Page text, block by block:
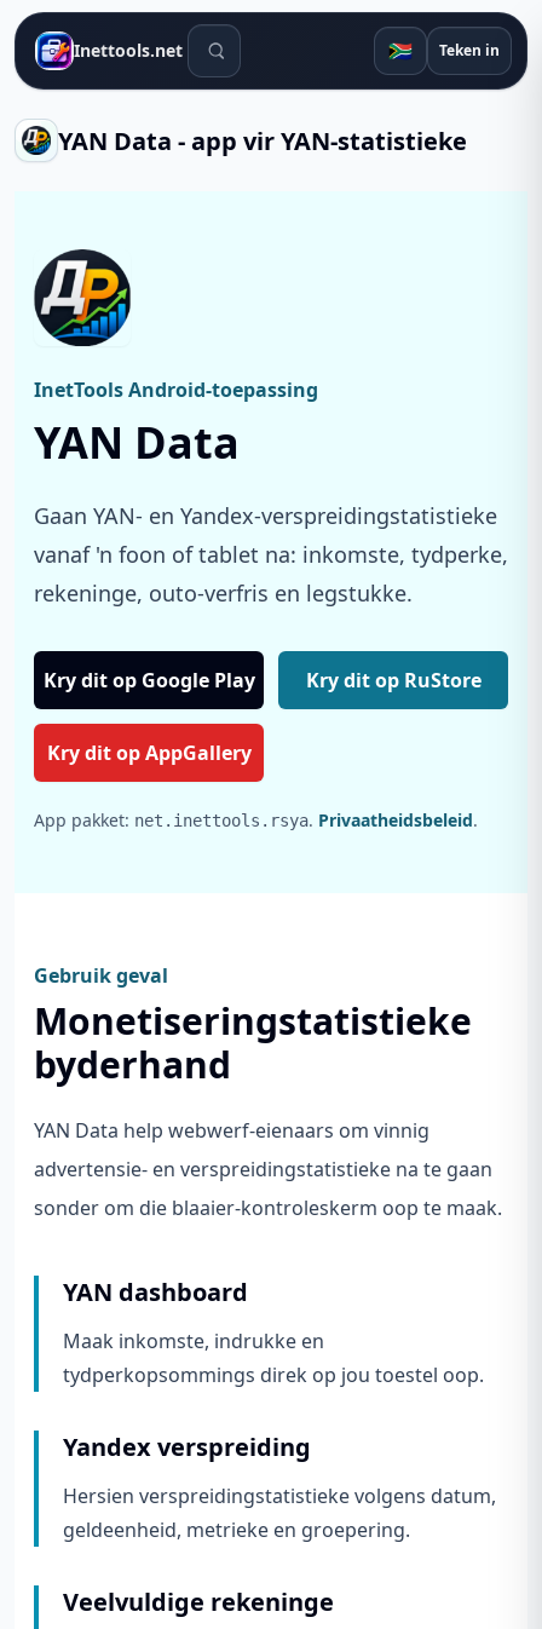
Inettools.net Soek gereedskap 🇿🇦 Teken in
YAN Data - app vir YAN-statistieke
InetTools Android-toepassing
YAN Data
Gaan YAN- en Yandex-verspreidingstatistieke
vanaf 'n foon of tablet na: inkomste, tydperke,
rekeninge, outo-verfris en legstukke.
Kry dit op Google Play Kry dit op RuStore
Kry dit op AppGallery
App pakket: net.inettools.rsya. Privaatheidsbeleid.
Gebruik geval
Monetiseringstatistieke
byderhand
YAN Data help webwerf-eienaars om vinnig
advertensie- en verspreidingstatistieke na te gaan
sonder om die blaaier-kontroleskerm oop te maak.
YAN dashboard
Maak inkomste, indrukke en
tydperkopsommings direk op jou toestel oop.
Yandex verspreiding
Hersien verspreidingstatistieke volgens datum,
geldeenheid, metrieke en groepering.
Veelvuldige rekeninge